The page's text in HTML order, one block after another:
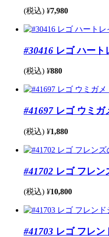
(税込) ¥7,980
#30416 レゴ ハー
(税込) ¥880
#41697 レゴ ウミ
(税込) ¥1,880
#41702 レゴ フレン
(税込) ¥10,800
#41703 レゴ フレ